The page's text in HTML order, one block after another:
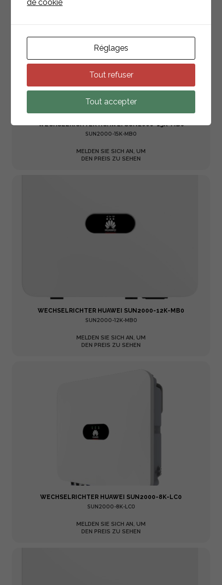
WECHSELRICHTER HUAWEI SUN2000-15K-MB0
SUN2000-15K-MB0
MELDEN SIE SICH AN, UM
DEN PREIS ZU SEHEN
WECHSELRICHTER HUAWEI SUN2000-12K-MB0
SUN2000-12K-MB0
MELDEN SIE SICH AN, UM
DEN PREIS ZU SEHEN
WECHSELRICHTER HUAWEI SUN2000-8K-LC0
SUN2000-8K-LC0
MELDEN SIE SICH AN, UM
DEN PREIS ZU SEHEN
de cookie
Réglages
Tout refuser
Tout accepter